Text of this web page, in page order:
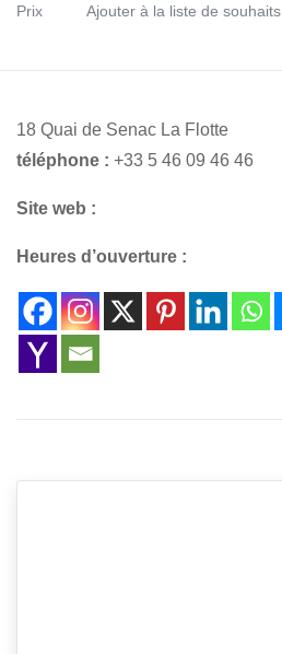
Prix Ajouter à la liste de souhaits
18 Quai de Senac La Flotte
téléphone : +33 5 46 09 46 46
Site web :
Heures d’ouverture :